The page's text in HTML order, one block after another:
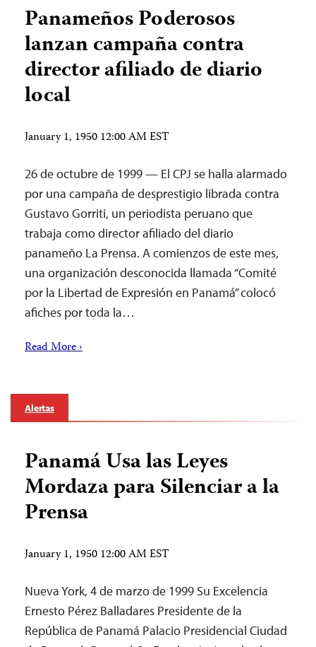
Panameños Poderosos
lanzan campaña contra
director afiliado de diario
local
January 1, 1950 12:00 AM EST
26 de octubre de 1999 — El CPJ se halla alarmado
por una campaña de desprestigio librada contra
Gustavo Gorriti, un periodista peruano que
trabaja como director afiliado del diario
panameño La Prensa. A comienzos de este mes,
una organización desconocida llamada “Comité
por la Libertad de Expresión en Panamá” colocó
afiches por toda la…
Read More ›
Alertas
Panamá Usa las Leyes
Mordaza para Silenciar a la
Prensa
January 1, 1950 12:00 AM EST
Nueva York, 4 de marzo de 1999 Su Excelencia
Ernesto Pérez Balladares Presidente de la
República de Panamá Palacio Presidencial Ciudad